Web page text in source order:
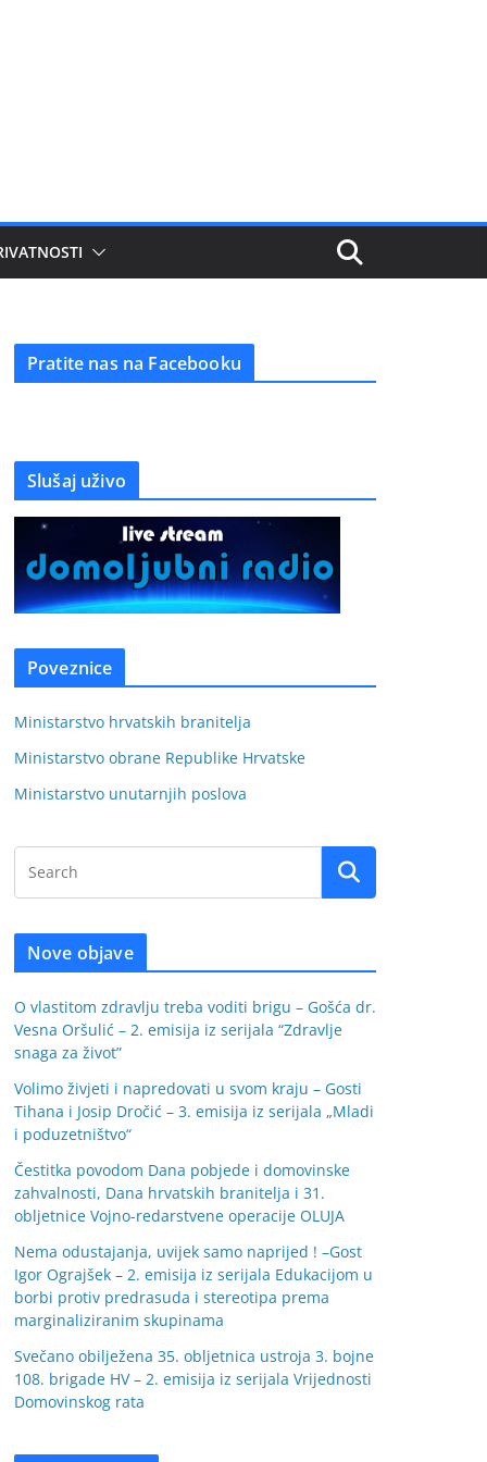
Pratite nas na Facebooku
Slušaj uživo
Poveznice
Ministarstvo hrvatskih branitelja
Ministarstvo obrane Republike Hrvatske
Ministarstvo unutarnjih poslova
Nove objave
O vlastitom zdravlju treba voditi brigu – Gošća dr.
Vesna Oršulić – 2. emisija iz serijala “Zdravlje
snaga za život”
Volimo živjeti i napredovati u svom kraju – Gosti
Tihana i Josip Dročić – 3. emisija iz serijala „Mladi
i poduzetništvo“
Čestitka povodom Dana pobjede i domovinske
zahvalnosti, Dana hrvatskih branitelja i 31.
obljetnice Vojno-redarstvene operacije OLUJA
Nema odustajanja, uvijek samo naprijed ! –Gost
Igor Ograjšek – 2. emisija iz serijala Edukacijom u
borbi protiv predrasuda i stereotipa prema
marginaliziranim skupinama
Svečano obilježena 35. obljetnica ustroja 3. bojne
108. brigade HV – 2. emisija iz serijala Vrijednosti
Domovinskog rata